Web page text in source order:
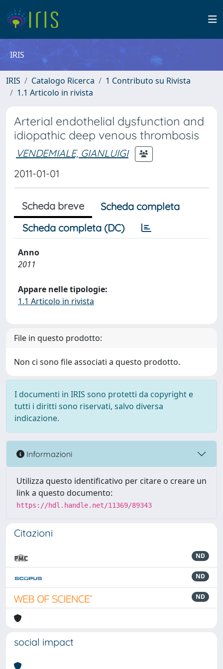
IRIS
IRIS Catalogo Ricerca
1 Contributo su Rivista
1.1 Articolo in rivista
Arterial endothelial dysfunction and
idiopathic deep venous thrombosis
VENDEMIALE, GIANLUIGI
2011-01-01
Scheda breve
Scheda completa
Scheda completa (DC)
Anno
2011
Appare nelle tipologie:
1.1 Articolo in rivista
File in questo prodotto:
Non ci sono file associati a questo prodotto.
I documenti in IRIS sono protetti da copyright e
tutti i diritti sono riservati, salvo diversa
indicazione.
Informazioni
Utilizza questo identificativo per citare o creare un
link a questo documento:
https://hdl.handle.net/11369/89343
Citazioni
ND
ND
ND
social impact